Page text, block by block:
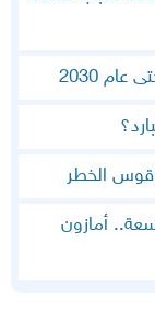
الخطر
أمازون